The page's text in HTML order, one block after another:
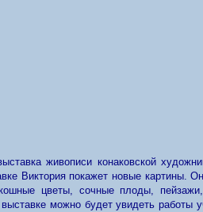
живописи конаковской
Виктория покажет новые картины.
цветы, сочные плоды,
можно будет увидеть работы